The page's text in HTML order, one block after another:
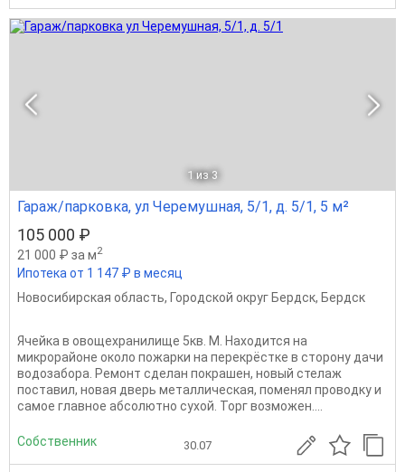
1 из 3
Гараж/парковка, ул Черемушная, 5/1, д. 5/1, 5 м²
105 000 ₽
21 000 ₽ за м2
Ипотека от 1 147 ₽ в месяц
Новосибирская область, Городской округ Бердск, Бердск
Ячейка в овощехранилище 5кв. М. Находится на
микрорайоне около пожарки на перекрёстке в сторону дачи
водозабора. Ремонт сделан покрашен, новый стелаж
поставил, новая дверь металлическая, поменял проводку и
самое главное абсолютно сухой. Торг возможен....
Собственник 30.07